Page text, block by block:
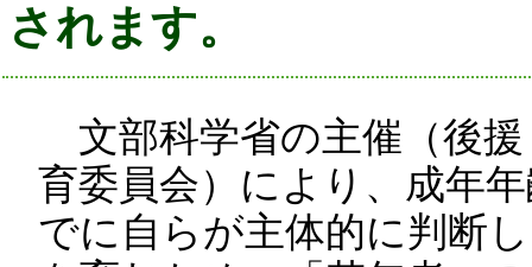
されます。
文部科学省の主催（後援
育委員会）により、成年
でに自らが主体的に判断